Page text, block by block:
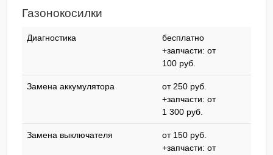
Газонокосилки
Диагностика
бесплатно
+запчасти: от
100 pyб.
Замена аккумулятора
от 250 pyб.
+запчасти: от
1 300 pyб.
Замена выключателя
от 150 pyб.
+запчасти: от